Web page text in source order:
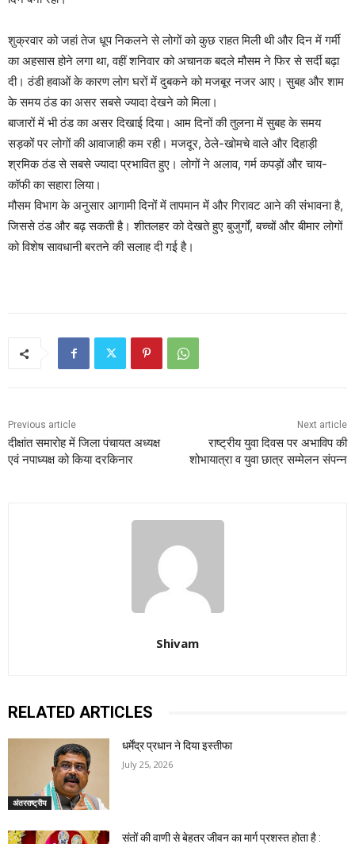
शुक्रवार को जहां तेज धूप निकलने से लोगों को कुछ राहत मिली थी और दिन में गर्मी
का अहसास होने लगा था, वहीं शनिवार को अचानक बदले मौसम ने फिर से सर्दी बढ़ा
दी। ठंडी हवाओं के कारण लोग घरों में दुबकने को मजबूर नजर आए। सुबह और शाम
के समय ठंड का असर सबसे ज्यादा देखने को मिला।
बाजारों में भी ठंड का असर दिखाई दिया। आम दिनों की तुलना में सुबह के समय
सड़कों पर लोगों की आवाजाही कम रही। मजदूर, ठेले-खोमचे वाले और दिहाड़ी
श्रमिक ठंड से सबसे ज्यादा प्रभावित हुए। लोगों ने अलाव, गर्म कपड़ों और चाय-
कॉफी का सहारा लिया।
मौसम विभाग के अनुसार आगामी दिनों में तापमान में और गिरावट आने की संभावना है,
जिससे ठंड और बढ़ सकती है। शीतलहर को देखते हुए बुजुर्गों, बच्चों और बीमार लोगों
को विशेष सावधानी बरतने की सलाह दी गई है।
Previous article
दीक्षांत समारोह में जिला पंचायत अध्यक्ष
एवं नपाध्यक्ष को किया दरकिनार
Next article
राष्ट्रीय युवा दिवस पर अभाविप की
शोभायात्रा व युवा छात्र सम्मेलन संपन्न
Shivam
RELATED ARTICLES
अंतरराष्ट्रीय
धर्मेंद्र प्रधान ने दिया इस्तीफा
July 25, 2026
संतों की वाणी से बेहतर जीवन का मार्ग प्रशस्त होता है :